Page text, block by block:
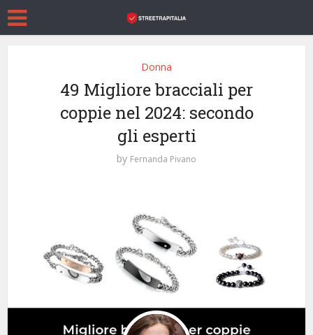
Donna
49 Migliore bracciali per
coppie nel 2024: secondo
gli esperti
by Fernanda Pivano